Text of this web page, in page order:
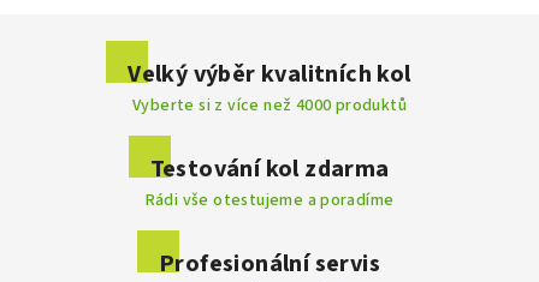
Přidat komentář
Velký výběr kvalitních kol
Vyberte si z více než 4000 produktů
Testování kol zdarma
Rádi vše otestujeme a poradíme
Profesionální servis